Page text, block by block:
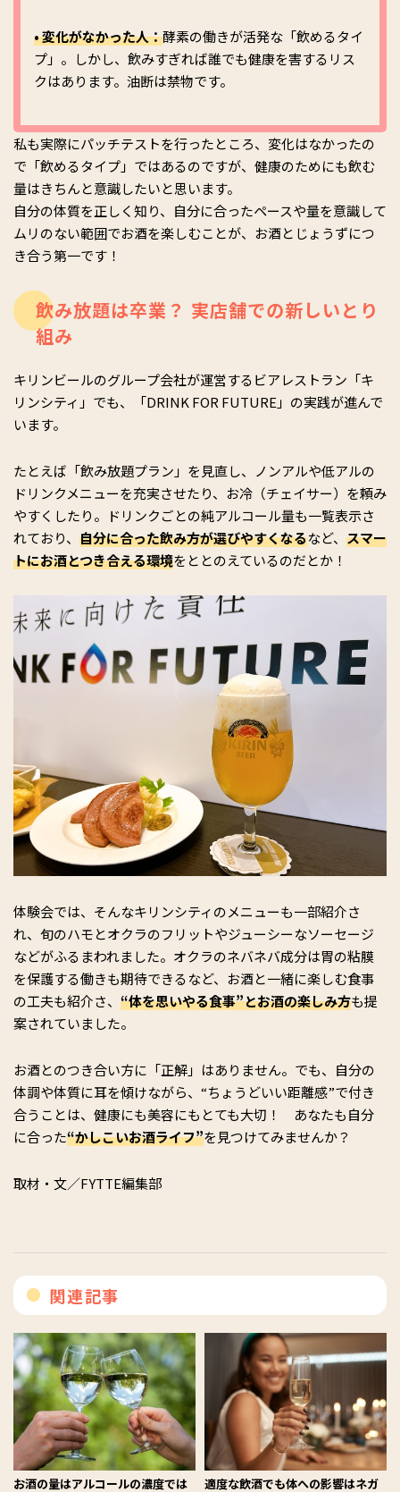
• 変化がなかった人：酵素の働きが活発な「飲めるタイ
プ」。しかし、飲みすぎれば誰でも健康を害するリス
クはあります。油断は禁物です。
私も実際にパッチテストを行ったところ、変化はなかったの
で「飲めるタイプ」ではあるのですが、健康のためにも飲む
量はきちんと意識したいと思います。
自分の体質を正しく知り、自分に合ったペースや量を意識して
ムリのない範囲でお酒を楽しむことが、お酒とじょうずにつ
き合う第一です！
飲み放題は卒業？ 実店舗での新しいとり
組み
キリンビールのグループ会社が運営するビアレストラン「キ
リンシティ」でも、「DRINK FOR FUTURE」の実践が進んで
います。
たとえば「飲み放題プラン」を見直し、ノンアルや低アルの
ドリンクメニューを充実させたり、お冷（チェイサー）を頼み
やすくしたり。ドリンクごとの純アルコール量も一覧表示さ
れており、 自分に合った飲み方が選びやすくなるなど、 スマー
トにお酒とつき合える環境をととのえているのだとか！
体験会では、そんなキリンシティのメニューも一部紹介さ
れ、旬のハモとオクラのフリットやジューシーなソーセージ
などがふるまわれました。オクラのネバネバ成分は胃の粘膜
を保護する働きも期待できるなど、お酒と一緒に楽しむ食事
の工夫も紹介さ、 “体を思いやる食事”とお酒の楽しみ方も提
案されていました。
お酒とのつき合い方に「正解」はありません。でも、自分の
体調や体質に耳を傾けながら、“ちょうどいい距離感”で付き
合うことは、健康にも美容にもとても大切！ あなたも自分
に合った“かしこいお酒ライフ”を見つけてみませんか？
取材・文／FYTTE編集部
関連記事
お酒の量はアルコールの濃度では 適度な飲酒でも体への影響はネガ